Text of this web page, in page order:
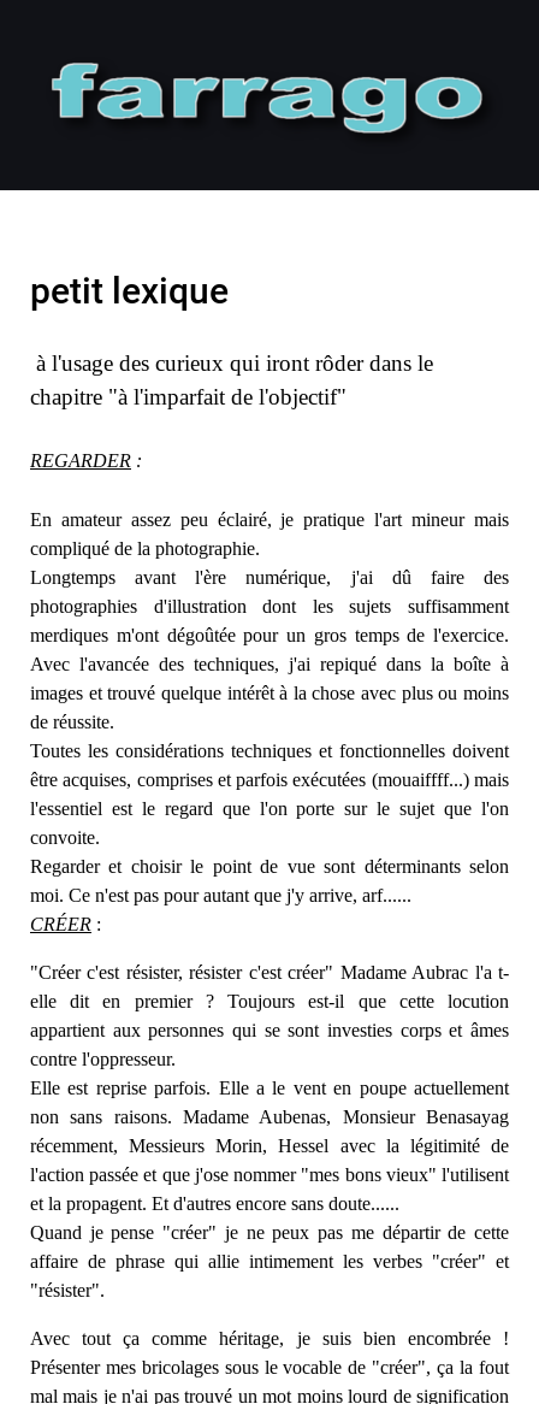
petit lexique
à l'usage des curieux qui iront rôder dans le
chapitre "à l'imparfait de l'objectif"
REGARDER :
En amateur assez peu éclairé, je pratique l'art mineur mais
compliqué de la photographie.
Longtemps avant l'ère numérique, j'ai dû faire des
photographies d'illustration dont les sujets suffisamment
merdiques m'ont dégoûtée pour un gros temps de l'exercice.
Avec l'avancée des techniques, j'ai repiqué dans la boîte à
images et trouvé quelque intérêt à la chose avec plus ou moins
de réussite.
Toutes les considérations techniques et fonctionnelles doivent
être acquises, comprises et parfois exécutées (mouaiffff...) mais
l'essentiel est le regard que l'on porte sur le sujet que l'on
convoite.
Regarder et choisir le point de vue sont déterminants selon
moi. Ce n'est pas pour autant que j'y arrive, arf......
CRÉER :
"Créer c'est résister, résister c'est créer" Madame Aubrac l'a t-
elle dit en premier ? Toujours est-il que cette locution
appartient aux personnes qui se sont investies corps et âmes
contre l'oppresseur.
Elle est reprise parfois. Elle a le vent en poupe actuellement
non sans raisons. Madame Aubenas, Monsieur Benasayag
récemment, Messieurs Morin, Hessel avec la légitimité de
l'action passée et que j'ose nommer "mes bons vieux" l'utilisent
et la propagent. Et d'autres encore sans doute......
Quand je pense "créer" je ne peux pas me départir de cette
affaire de phrase qui allie intimement les verbes "créer" et
"résister".
Avec tout ça comme héritage, je suis bien encombrée !
Présenter mes bricolages sous le vocable de "créer", ça la fout
mal mais je n'ai pas trouvé un mot moins lourd de signification